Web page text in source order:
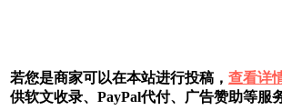
若您是商家可以在本站进行投稿， 查看详
供软文收录、PayPal代付、广告赞助等服